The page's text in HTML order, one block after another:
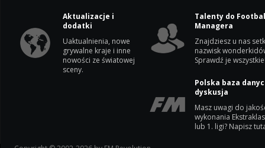
Aktualizacje i
dodatki
Uaktualnienia, nowe
grywalne kraje i inne
nowości ze światowej
sceny.
Talenty do
Managera
Znajdziesz u nas
nazwisk
Sprawdź je
Polska baza
dyskusja
Masz uwagi do
wykonania
lub 1. ligi? Napisz